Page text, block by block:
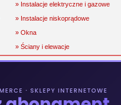
» Instalacje elektryczne i gazowe
» Instalacje niskoprądowe
» Okna
» Ściany i elewacje